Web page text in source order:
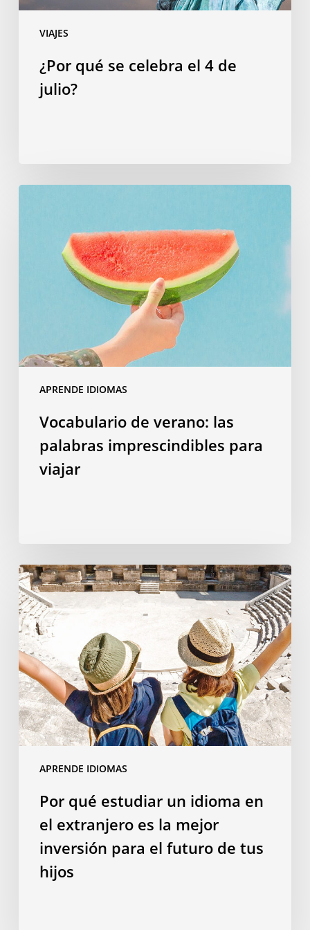
VIAJES
¿Por qué se celebra el 4 de
julio?
APRENDE IDIOMAS
imprescindibles
Vocabulario de verano: las
palabras imprescindibles para
viajar
APRENDE IDIOMAS
Por
qué
estudiar
un
idioma
en
el
extranjero
es
la
inversión
futuro
Por qué estudiar un idioma en
el extranjero es la mejor
inversión para el futuro de tus
hijos